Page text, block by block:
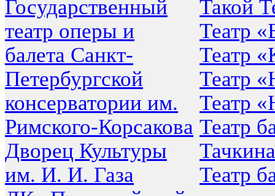
Государственный
театр оперы и
балета Санкт-
Петербургской
консерватории им.
Римского-Корсакова
Дворец Культуры
им. И. И. Газа
Такой
Театр
Театр
Театр
Театр
Театр
Тачкина
Театр